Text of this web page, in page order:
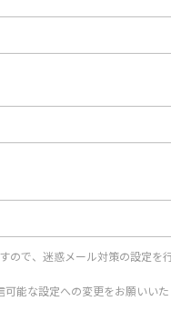
ので、迷惑メール対策の設定を
可能な設定への変更をお願いいた